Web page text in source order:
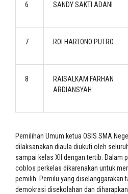
6 SANDY SAKTI ADANI
7 ROI HARTONO PUTRO
8
RAISALKAM FARHAN
ARDIANSYAH
Pemilihan Umum ketua OSIS SMA
dilaksanakan diaula diukuti oleh
sampai kelas XII dengan tertib. Dalam
coblos perkelas dikarenakan untuk
pemilih. Pemilu yang diselanggarakan
demokrasi disekolahan dan